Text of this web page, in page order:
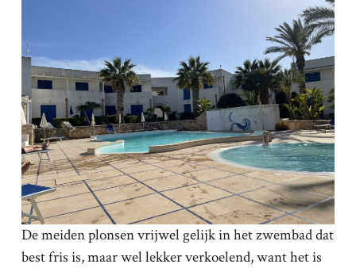
De meiden plonsen vrijwel gelijk in het zwembad dat
best fris is, maar wel lekker verkoelend, want het is